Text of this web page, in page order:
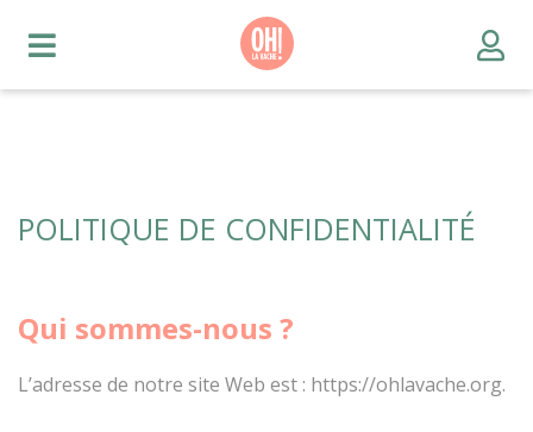
POLITIQUE DE CONFIDENTIALITÉ
Qui sommes-nous ?
L’adresse de notre site Web est : https://ohlavache.org.